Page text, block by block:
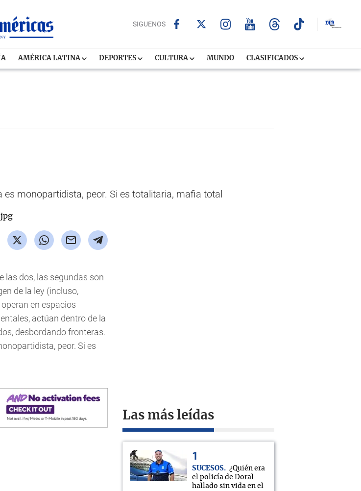
SIGUENOS
AMÉRICA LATINA DEPORTES CULTURA MUNDO CLASIFICADOS
monopartidista, peor. Si es totalitaria, mafia total
las dos, las segundas son
de la ley (incluso,
en espacios
actúan dentro de la
desbordando fronteras.
peor. Si es
Las más leídas
SUCESOS
¿Quién era
el policía de Doral
hallado sin vida en el